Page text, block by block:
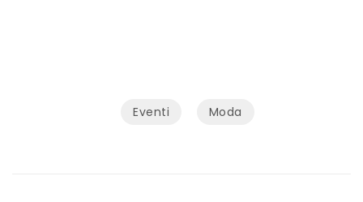
Eventi Moda